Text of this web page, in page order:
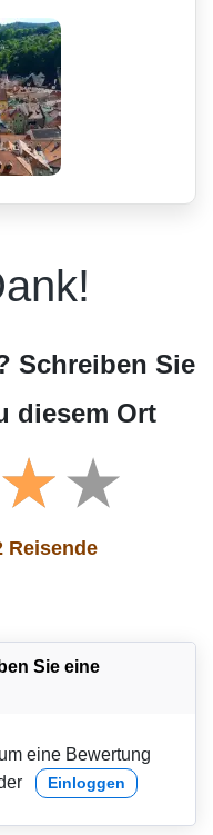
Schreiben Sie
diesem Ort
Reisende
Sie eine
eine Bewertung
Einloggen